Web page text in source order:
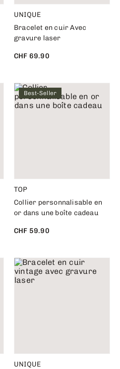
UNIQUE
Bracelet en cuir Avec
gravure laser
CHF 69.90
Best-Seller
TOP
Collier personnalisable en
or dans une boîte cadeau
CHF 59.90
UNIQUE